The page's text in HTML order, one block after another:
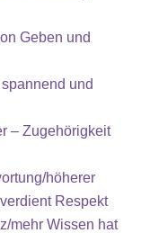
Geben und
und
– Zugehörigkeit
höherer
Respekt
mehr Wissen hat